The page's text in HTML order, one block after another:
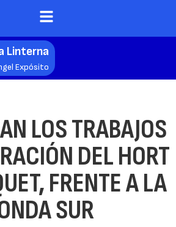
Linterna
Expósito
LOS TRABAJOS
DEL HORT
FRENTE A LA
SUR